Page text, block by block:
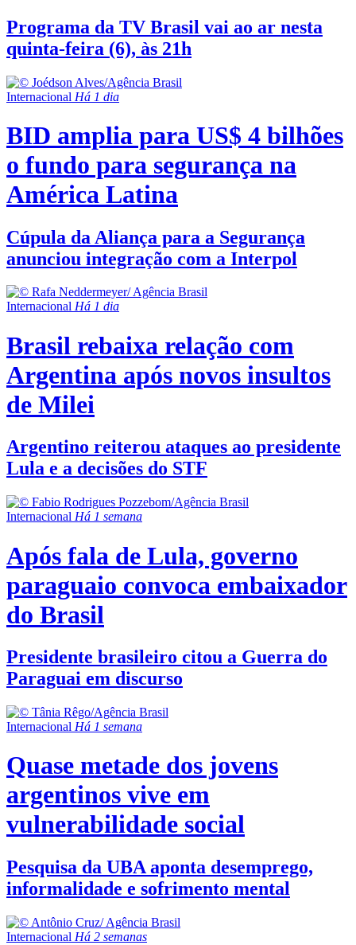
Programa da TV Brasil vai ao ar nesta
quinta-feira (6), às 21h
Internacional Há 1 dia
BID amplia para US$ 4 bilhões
o fundo para segurança na
América Latina
Cúpula da Aliança para a Segurança
anunciou integração com a Interpol
Internacional Há 1 dia
Brasil rebaixa relação com
Argentina após novos insultos
de Milei
Argentino reiterou ataques ao presidente
Lula e a decisões do STF
Internacional Há 1 semana
Após fala de Lula, governo
paraguaio convoca embaixador
do Brasil
Presidente brasileiro citou a Guerra do
Paraguai em discurso
Internacional Há 1 semana
Quase metade dos jovens
argentinos vive em
vulnerabilidade social
Pesquisa da UBA aponta desemprego,
informalidade e sofrimento mental
Internacional Há 2 semanas